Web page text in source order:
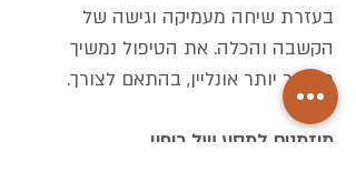
בעזרת שיחה מעמיקה וגישה של
הקשבה והכלה. את הטיפול נמשיך
מאוחר יותר אונליין, בהתאם לצורך.
מוזמנים למסע של ריפוי.